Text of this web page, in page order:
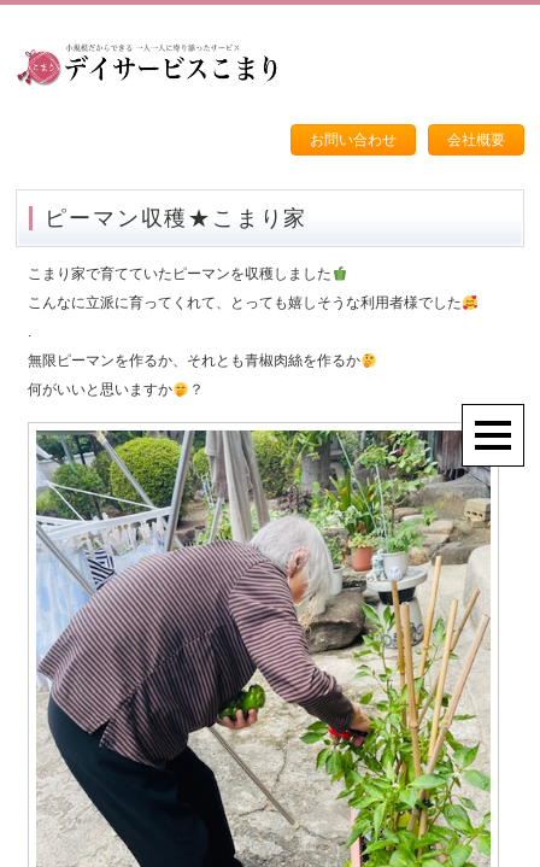
お問い合わせ 会社概要
ピーマン収穫★こまり家
こまり家で育てていたピーマンを収穫しました
こんなに立派に育ってくれて、とっても嬉しそうな利用者様でした
.
無限ピーマンを作るか、それとも青椒肉絲を作るか
何がいいと思いますか
？